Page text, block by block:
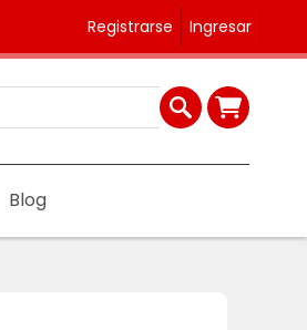
Registrarse Ingresar
Blog